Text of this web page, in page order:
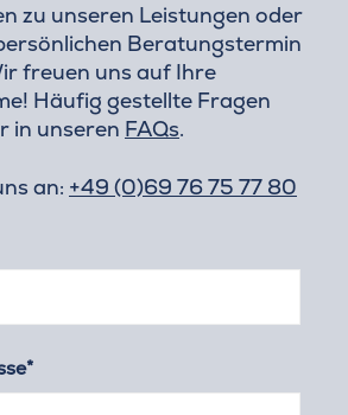
zu unseren Leistungen oder
Beratungstermin
freuen uns auf Ihre
Häufig gestellte Fragen
in unseren FAQs.
an: +49 (0)69 76 75 77 80